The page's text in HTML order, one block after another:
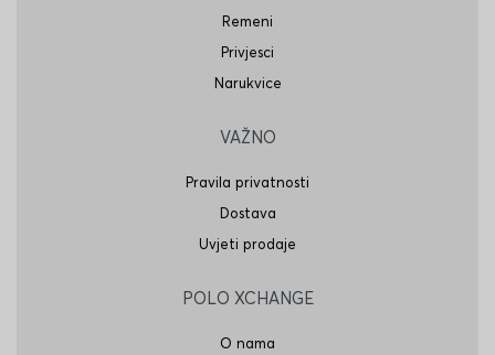
Remeni
Privjesci
Narukvice
VAŽNO
Pravila privatnosti
Dostava
Uvjeti prodaje
POLO XCHANGE
O nama